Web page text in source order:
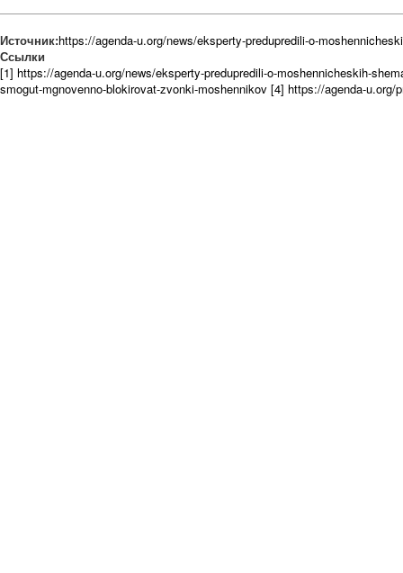
Источник:https://agenda-u.org/news/eksperty-predupredili-o-
Ссылки
[1] https://agenda-u.org/news/eksperty-predupredili-o-moshennicheskih-
smogut-mgnovenno-blokirovat-zvonki-moshennikov [4] https://agenda-u.org/